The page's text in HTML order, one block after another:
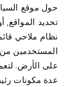
حول موقع
تحديد المواقع,
نظام ملاحي
المستخدمين